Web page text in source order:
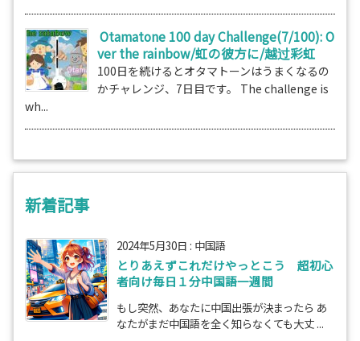
Otamatone 100 day Challenge(7/100): O
ver the rainbow/虹の彼方に/越过彩虹
100日を続けるとオタマトーンはうまくなるの
かチャレンジ、7日目です。 The challenge is
wh...
新着記事
2024年5月30日 : 中国語
とりあえずこれだけやっとこう 超初心
者向け毎日１分中国語一週間
もし突然、あなたに中国出張が決まったら あ
なたがまだ中国語を全く知らなくても大丈 ...